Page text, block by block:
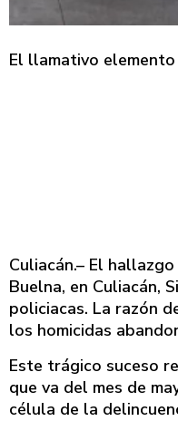
El llamativo
Culiacán.– El
Buelna, en Culiacán,
policiacas. La razón
los homicidas
Este trágico suceso
que va del mes de
célula de la